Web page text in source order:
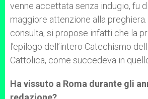
venne accettata senza indugio, fu
maggiore attenzione alla
consulta, si propose infatti che la
l’epilogo dell’intero Catechismo
Cattolica, come succedeva in
Ha vissuto a Roma durante gli